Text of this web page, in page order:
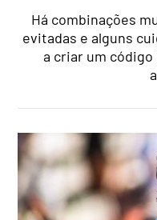
Há combinações
evitadas e alguns
a criar um